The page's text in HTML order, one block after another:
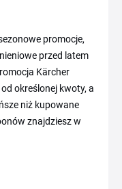
promocje,
przed latem
Kärcher
określonej kwoty, a
niż kupowane
znajdziesz w